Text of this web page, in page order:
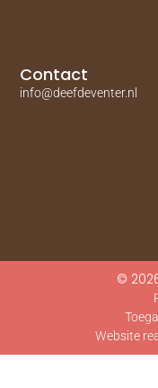
Contact
info@deefdeventer.nl
©
Website